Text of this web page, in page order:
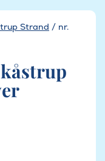
Strand / nr.